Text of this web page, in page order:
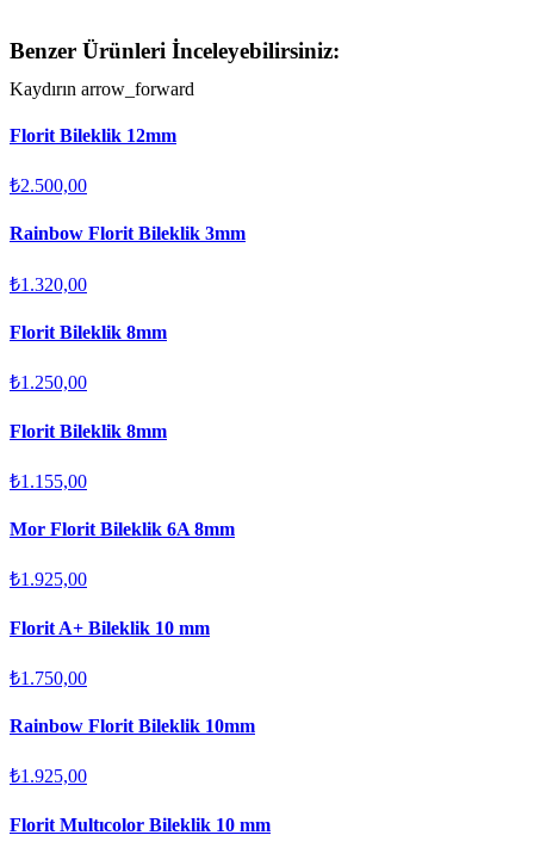
Benzer Ürünleri İnceleyebilirsiniz:
Kaydırın arrow_forward
Florit Bileklik 12mm
₺2.500,00
Rainbow Florit Bileklik 3mm
₺1.320,00
Florit Bileklik 8mm
₺1.250,00
Florit Bileklik 8mm
₺1.155,00
Mor Florit Bileklik 6A 8mm
₺1.925,00
Florit A+ Bileklik 10 mm
₺1.750,00
Rainbow Florit Bileklik 10mm
₺1.925,00
Florit Multıcolor Bileklik 10 mm